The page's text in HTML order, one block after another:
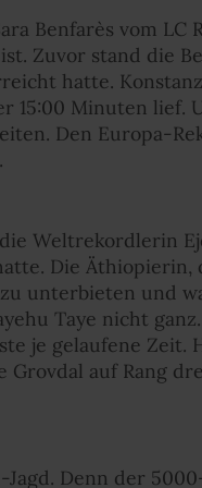
Benfarès vom LC
Zuvor stand die
hatte.
Minuten lief.
Den Europa-
Weltrekordlerin
Die
unterbieten und
Taye nicht
je gelaufene Zeit.
auf Rang
Denn der